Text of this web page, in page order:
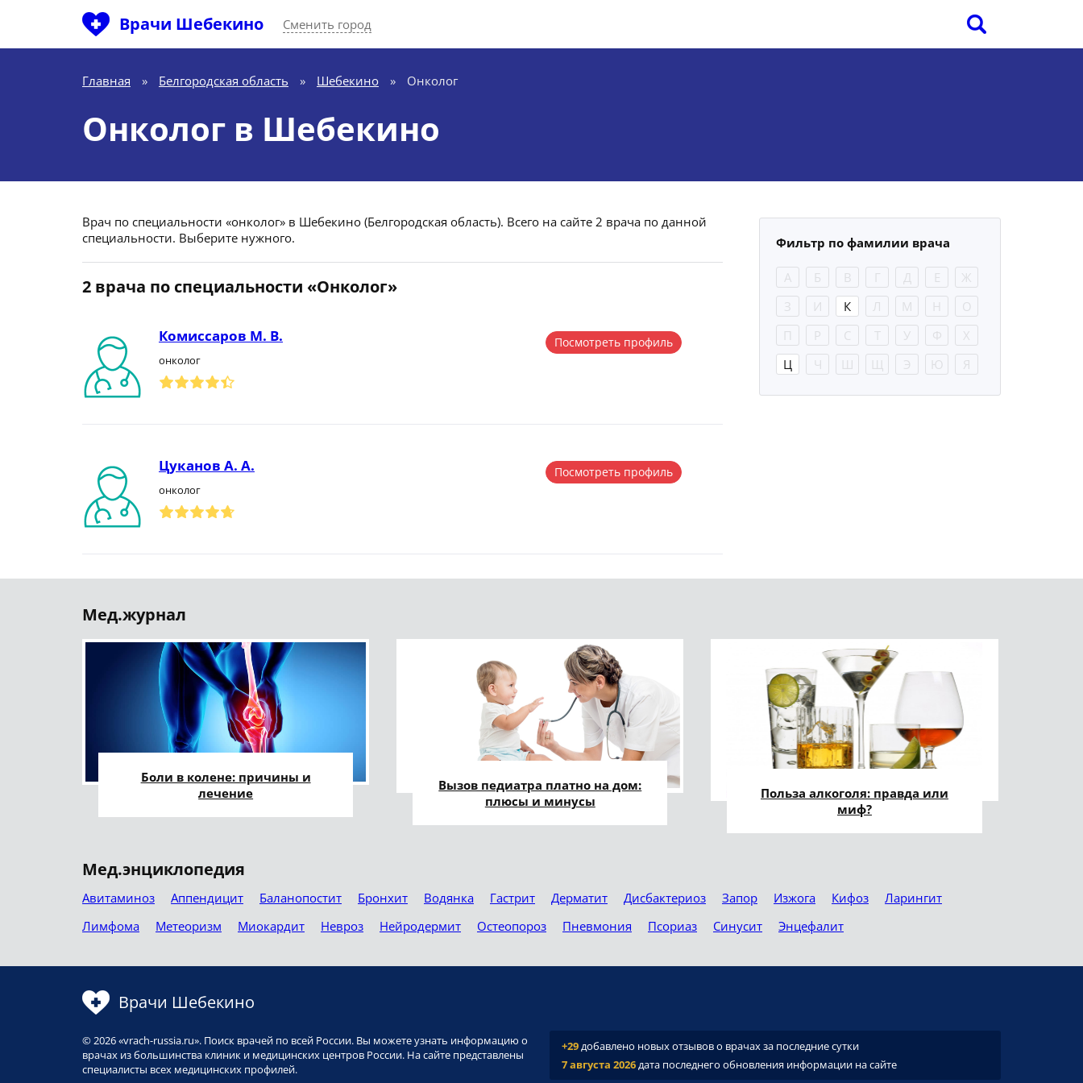
Врачи Шебекино Сменить город
Главная » Белгородская область » Шебекино » Онколог
Онколог в Шебекино
Врач по специальности «онколог» в Шебекино (Белгородская область). Всего на сайте 2 врача по данной
специальности. Выберите нужного.
2 врача по специальности «Онколог»
Комиссаров М. В.
онколог
Посмотреть профиль
Цуканов А. А.
онколог
Посмотреть профиль
Фильтр по фамилии врача
А Б В Г Д Е
Ж
З
И К Л М Н
О
П
Р С Т У Ф
Х
Ц
Ч Ш Щ Э Ю Я
Мед.журнал
Боли в колене: причины и
лечение
Вызов педиатра платно на дом:
плюсы и минусы
Польза алкоголя: правда или
миф?
Мед.энциклопедия
Авитаминоз Аппендицит Баланопостит Бронхит Водянка Гастрит Дерматит Дисбактериоз Запор Изжога Кифоз
Ларингит
Лимфома
Метеоризм Миокардит Невроз Нейродермит Остеопороз Пневмония Псориаз Синусит Энцефалит
Врачи Шебекино
© 2026 «vrach-russia.ru». Поиск врачей по всей России. Вы можете узнать информацию о
врачах из большинства клиник и медицинских центров России. На сайте представлены
специалисты всех медицинских профилей.
+29добавлено новых отзывов о врачах за последние сутки
7 августа 2026дата последнего обновления информации на сайте